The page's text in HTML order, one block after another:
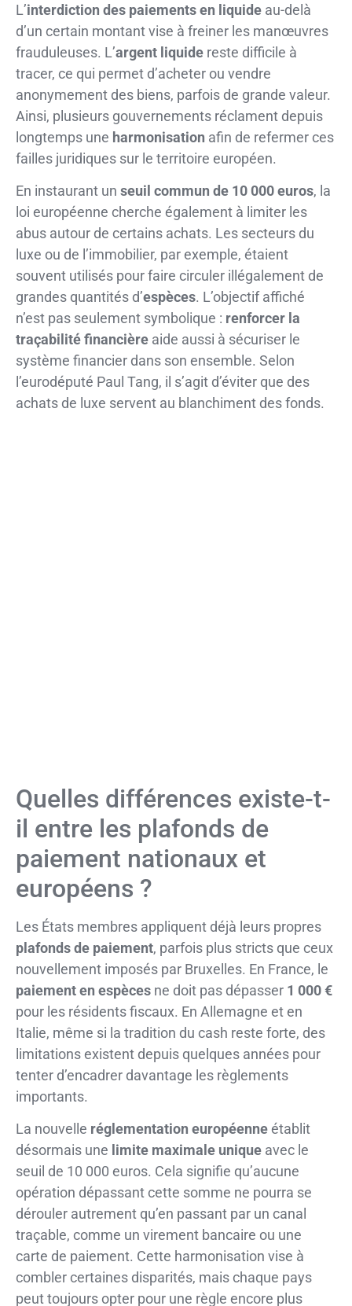
L’interdiction des paiements en liquide au-delà
d’un certain montant vise à freiner les manœuvres
frauduleuses. L’argent liquide reste difficile à
tracer, ce qui permet d’acheter ou vendre
anonymement des biens, parfois de grande valeur.
Ainsi, plusieurs gouvernements réclament depuis
longtemps une harmonisation afin de refermer ces
failles juridiques sur le territoire européen.
En instaurant un seuil commun de 10 000 euros, la
loi européenne cherche également à limiter les
abus autour de certains achats. Les secteurs du
luxe ou de l’immobilier, par exemple, étaient
souvent utilisés pour faire circuler illégalement de
grandes quantités d’espèces. L’objectif affiché
n’est pas seulement symbolique : renforcer la
traçabilité financière aide aussi à sécuriser le
système financier dans son ensemble. Selon
l’eurodéputé Paul Tang, il s’agit d’éviter que des
achats de luxe servent au blanchiment des fonds.
Quelles différences existe-t-
il entre les plafonds de
paiement nationaux et
européens ?
Les États membres appliquent déjà leurs propres
plafonds de paiement, parfois plus stricts que ceux
nouvellement imposés par Bruxelles. En France, le
paiement en espèces ne doit pas dépasser 1 000 €
pour les résidents fiscaux. En Allemagne et en
Italie, même si la tradition du cash reste forte, des
limitations existent depuis quelques années pour
tenter d’encadrer davantage les règlements
importants.
La nouvelle réglementation européenneétablit
désormais une limite maximale unique avec le
seuil de 10 000 euros. Cela signifie qu’aucune
opération dépassant cette somme ne pourra se
dérouler autrement qu’en passant par un canal
traçable, comme un virement bancaire ou une
carte de paiement. Cette harmonisation vise à
combler certaines disparités, mais chaque pays
peut toujours opter pour une règle encore plus